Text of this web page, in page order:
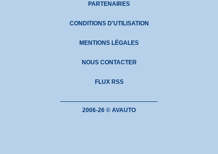
PARTENAIRES
CONDITIONS D'UTILISATION
MENTIONS LÉGALES
NOUS CONTACTER
FLUX RSS
2006-26 © AVAUTO